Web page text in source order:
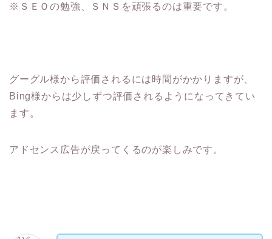
※ＳＥＯの勉強、ＳＮＳを頑張るのは重要です。
グーグル様から評価されるには時間がかかりますが、
Bing様からは少しずつ評価されるようになってきてい
ます。
アドセンス広告が戻ってくるのが楽しみです。